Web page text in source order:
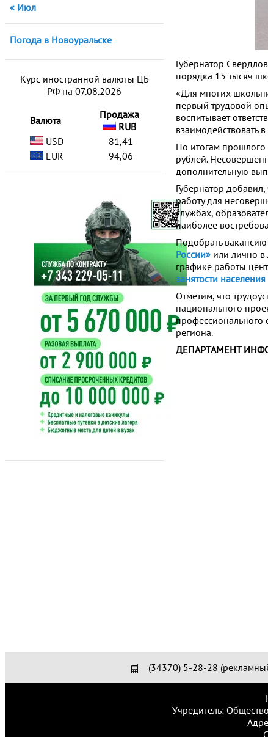
« Июл
Погода в Новоуральске
Курс иностранной валюты ЦБ
РФ на 07.08.2026
Валюта
Продажа
RUB
USD
81,41
EUR
94,06
Губернатор
порядка 15 тысяч
«Для многих
первый трудовой
воспитывает
взаимодействовать
По итогам прошлого
рублей.
дополнительную
Губернатор
работу для
службах,
наиболее
Подобрать
России» или лично
графике работы
занятости населения
Отметим, что
национального
региона.
ДЕПАРТАМЕНТ
(34370) 5-28-28
Учредитель: